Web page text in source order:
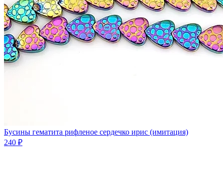
Бусины гематита рифленое сердечко ирис (имитация)
240 ₽